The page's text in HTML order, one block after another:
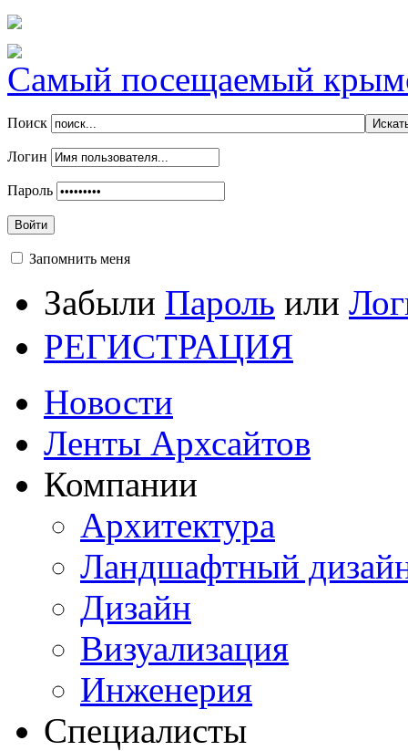
Самый посещаемый
Поиск
Логин
Пароль
Войти
Запомнить меня
Забыли Пароль или
РЕГИСТРАЦИЯ
Новости
Ленты Архсайтов
Компании
Архитектура
Ландшафтный
Дизайн
Визуализация
Инженерия
Специалисты